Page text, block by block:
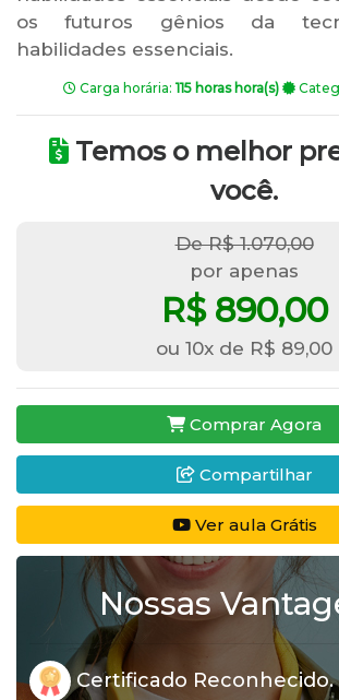
os futuros gênios da
habilidades essenciais.
Carga horária: 115 horas hora(s)
Temos o melhor
você.
De R$ 1.070,00
por apenas
R$ 890,00
ou 10x de R$ 89,00
Comprar Agora
Compartilhar
Ver aula Grátis
Nossas
Certificado Reconhecido.